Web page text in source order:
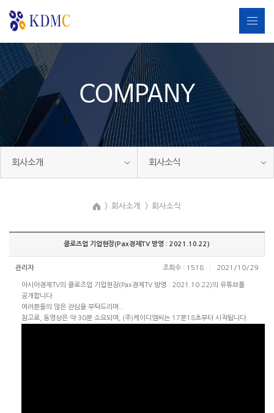
COMPANY
회사소개 회사소식
회사소개 회사소식
클로즈업 기업현장(Pax경제TV 방영 : 2021.10.22)
관리자 조회수 : 1518 2021/10/29
아시아경제TV의 클로즈업 기업현장(Pax경제TV 방영 : 2021.10.22)의 유튜브를
공개합니다.
여러분들의 많은 관심을 부탁드리며...
참고로, 동영상은 약 30분 소요되며, (주)케이디엠씨는 17분18초부터 시작됩니다.